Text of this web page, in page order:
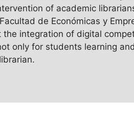
of academic
de Económicas y
integration of digital
only for students learning